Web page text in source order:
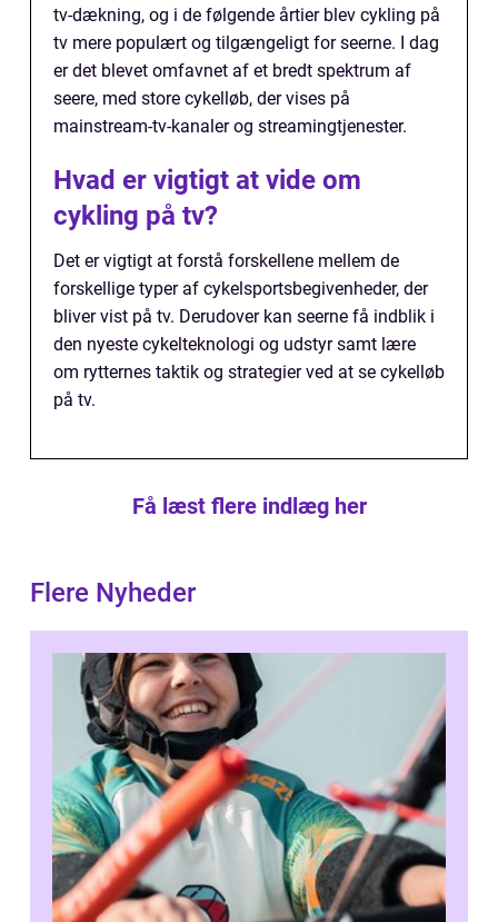
tv-dækning, og i de følgende årtier blev cykling på
tv mere populært og tilgængeligt for seerne. I dag
er det blevet omfavnet af et bredt spektrum af
seere, med store cykelløb, der vises på
mainstream-tv-kanaler og streamingtjenester.
Hvad er vigtigt at vide om
cykling på tv?
Det er vigtigt at forstå forskellene mellem de
forskellige typer af cykelsportsbegivenheder, der
bliver vist på tv. Derudover kan seerne få indblik i
den nyeste cykelteknologi og udstyr samt lære
om rytternes taktik og strategier ved at se cykelløb
på tv.
Få læst flere indlæg her
Flere Nyheder